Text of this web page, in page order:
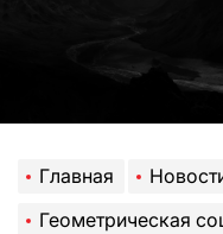
Главная
Геометрическая социология одиночества: эмерджентные свойства